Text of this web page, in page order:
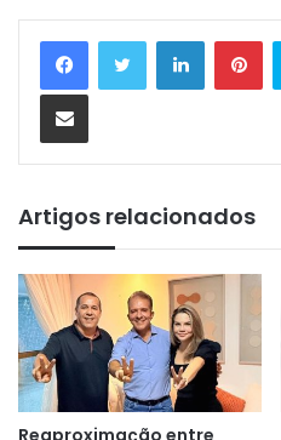
Artigos relacionados
Reaproximação entre